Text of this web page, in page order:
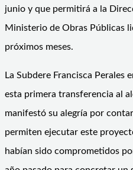
junio y que permitirá a la
Ministerio de Obras Públicas
próximos meses.
La Subdere Francisca Perales
esta primera transferencia al
manifestó su alegría por
permiten ejecutar este
habían sido comprometidos